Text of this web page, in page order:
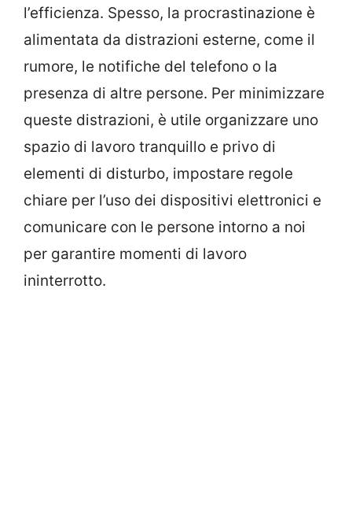
l’efficienza. Spesso, la procrastinazione è
alimentata da distrazioni esterne, come il
rumore, le notifiche del telefono o la
presenza di altre persone. Per minimizzare
queste distrazioni, è utile organizzare uno
spazio di lavoro tranquillo e privo di
elementi di disturbo, impostare regole
chiare per l’uso dei dispositivi elettronici e
comunicare con le persone intorno a noi
per garantire momenti di lavoro
ininterrotto.